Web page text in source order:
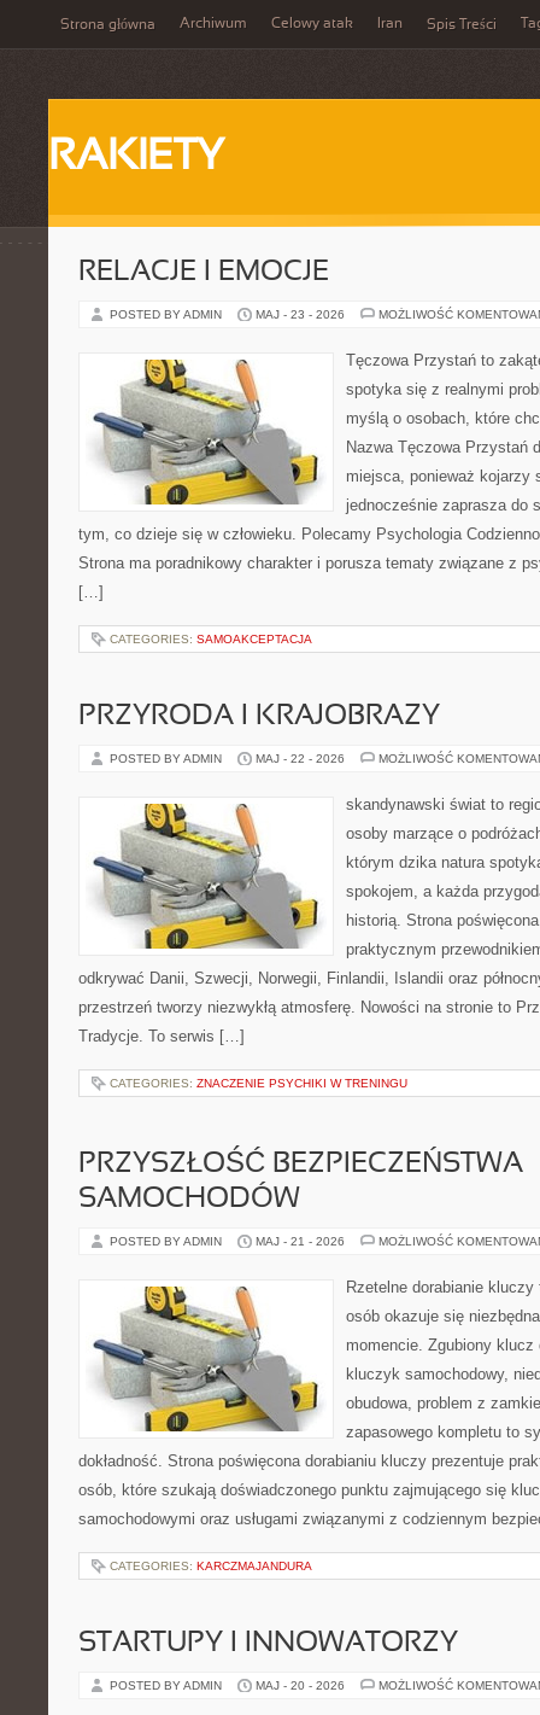
Strona główna Archiwum Celowy atak Iran Spis Treści
RAKIETY
RELACJE I EMOCJE
POSTED BY ADMIN MAJ - 23 - 2026 MOŻLIWOŚĆ
Tęczowa Przystań to
spotyka się z realnymi
myślą o osobach, które
Nazwa Tęczowa Przystań
miejsca, ponieważ kojarzy
jednocześnie zaprasza do
tym, co dzieje się w człowieku. Polecamy Psychologia
Strona ma poradnikowy charakter i porusza tematy związane z
[…]
CATEGORIES: SAMOAKCEPTACJA
PRZYRODA I KRAJOBRAZY
POSTED BY ADMIN MAJ - 22 - 2026 MOŻLIWOŚĆ
skandynawski świat to
osoby marzące o
którym dzika natura
spokojem, a każda
historią. Strona
praktycznym
odkrywać Danii, Szwecji, Norwegii, Finlandii, Islandii oraz
przestrzeń tworzy niezwykłą atmosferę. Nowości na stronie to
Tradycje. To serwis […]
CATEGORIES: ZNACZENIE PSYCHIKI W TRENINGU
PRZYSZŁOŚĆ BEZPIECZEŃSTWA
SAMOCHODÓW
POSTED BY ADMIN MAJ - 21 - 2026 MOŻLIWOŚĆ
Rzetelne dorabianie kluczy
osób okazuje się
momencie. Zgubiony
kluczyk samochodowy,
obudowa, problem z
zapasowego kompletu to
dokładność. Strona poświęcona dorabianiu kluczy prezentuje
osób, które szukają doświadczonego punktu zajmującego się
samochodowymi oraz usługami związanymi z codziennym
CATEGORIES: KARCZMAJANDURA
STARTUPY I INNOWATORZY
POSTED BY ADMIN MAJ - 20 - 2026 MOŻLIWOŚĆ